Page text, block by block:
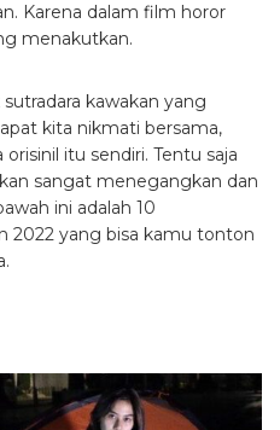
Karena dalam film horor
menakutkan.
kawakan yang
kita nikmati bersama,
itu sendiri. Tentu saja
sangat menegangkan dan
ini adalah 10
2022 yang bisa kamu tonton